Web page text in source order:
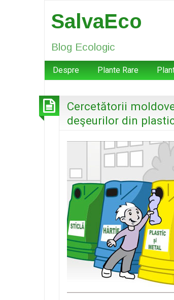
SalvaEco
Blog Ecologic
Despre Plante Rare
Cercetătorii
deşeurilor din